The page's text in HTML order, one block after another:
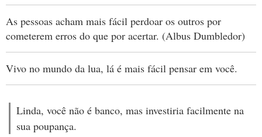
As pessoas acham mais fácil perdoar os outros por
cometerem erros do que por acertar. (Albus Dumbledor)
Vivo no mundo da lua, lá é mais fácil pensar em você.
Linda, você não é banco, mas investiria facilmente na
sua poupança.